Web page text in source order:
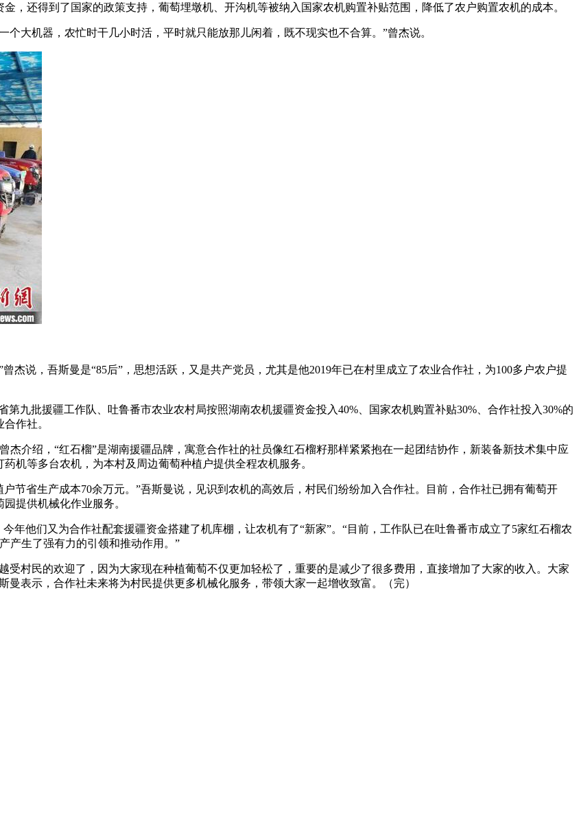
还得到了国家的政策支持，葡萄埋墩机、开沟机等被纳入国家农机购置补贴范围，降低了农户购置农机的成本。
机器，农忙时干几小时活，平时就只能放那儿闲着，既不现实也不合算。”曾杰说。
说，吾斯曼是“85后”，思想活跃，又是共产党员，尤其是他2019年已在村里成立了农业合作社，为100多户农户提
九批援疆工作队、吐鲁番市农业农村局按照湖南农机援疆资金投入40%、国家农机购置补贴30%、合作社投入30%的
作社。
介绍，“红石榴”是湖南援疆品牌，寓意合作社的社员像红石榴籽那样紧紧抱在一起团结协作，新装备新技术集中应
机等多台农机，为本村及周边葡萄种植户提供全程农机服务。
省生产成本70余万元。”吾斯曼说，见识到农机的高效后，村民们纷纷加入合作社。目前，合作社已拥有葡萄开
提供机械化作业服务。
他们又为合作社配套援疆资金搭建了机库棚，让农机有了“新家”。“目前，工作队已在吐鲁番市成立了5家红石榴农
产生了强有力的引领和推动作用。”
村民的欢迎了，因为大家现在种植葡萄不仅更加轻松了，重要的是减少了很多费用，直接增加了大家的收入。大家
表示，合作社未来将为村民提供更多机械化服务，带领大家一起增收致富。（完）